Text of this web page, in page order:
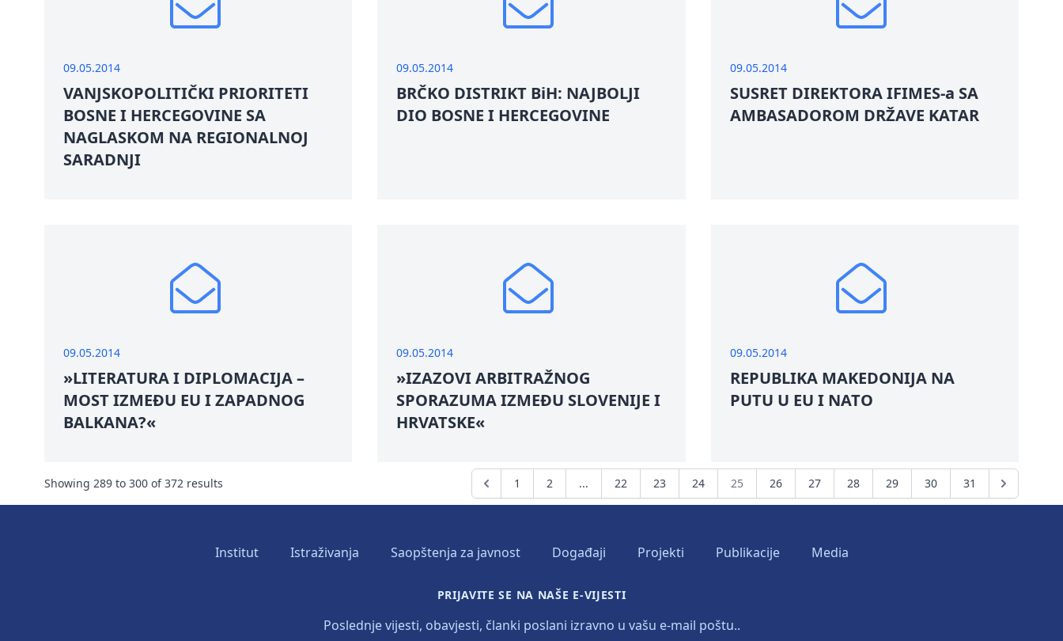
09.05.2014
VANJSKOPOLITIČKI PRIORITETI
BOSNE I HERCEGOVINE SA
NAGLASKOM NA REGIONALNOJ
SARADNJI
09.05.2014
BRČKO DISTRIKT BiH: NAJBOLJI
DIO BOSNE I HERCEGOVINE
09.05.2014
SUSRET DIREKTORA IFIMES-a SA
AMBASADOROM DRŽAVE KATAR
09.05.2014
»LITERATURA I DIPLOMACIJA –
MOST IZMEĐU EU I ZAPADNOG
BALKANA?«
09.05.2014
»IZAZOVI ARBITRAŽNOG
SPORAZUMA IZMEĐU SLOVENIJE I
HRVATSKE«
09.05.2014
REPUBLIKA MAKEDONIJA NA
PUTU U EU I NATO
Showing 289 to 300 of372 results 1 2 ... 22 23 24 25 26 27 28 29 30 31
Institut Istraživanja Saopštenja za javnost Događaji Projekti Publikacije Media
PRIJAVITE SE NA NAŠE E-VIJESTI
Poslednje vijesti, obavjesti, članki poslani izravno u vašu e-mail poštu..